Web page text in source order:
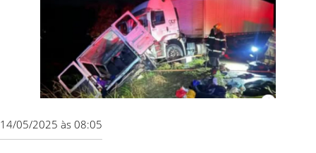
14/05/2025 às 08:05